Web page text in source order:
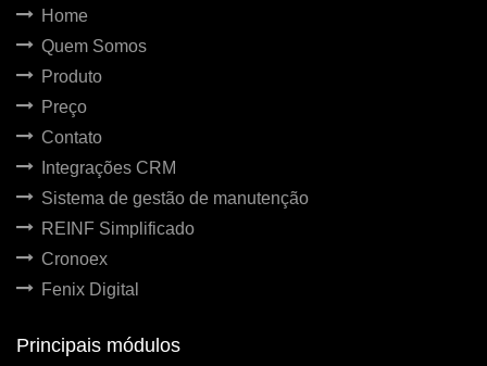
Home
Quem Somos
Produto
Preço
Contato
Integrações CRM
Sistema de gestão de manutenção
REINF Simplificado
Cronoex
Fenix Digital
Principais módulos